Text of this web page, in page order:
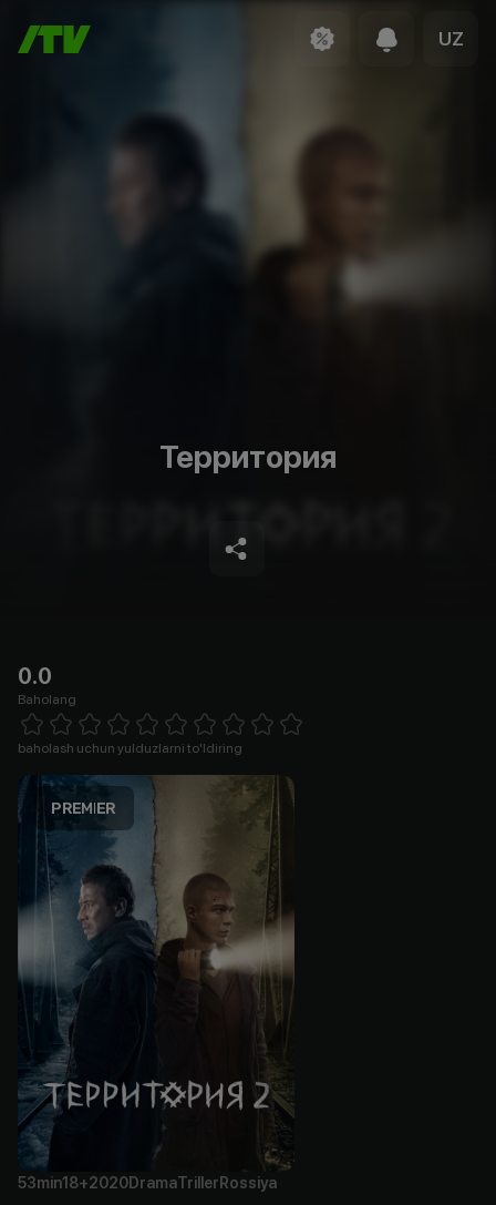
UZ
Территория
0.0
Baholang
1 Star 2 Stars 3 Stars 4 Stars5 Stars 6 Stars7 Stars8 Stars
baholash uchun yulduzlarni to'ldiring
53min18+2020DramaTriller Rossiya